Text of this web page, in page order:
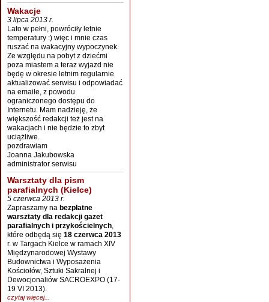
Wakacje
3 lipca 2013 r.
Lato w pełni, powróciły letnie
temperatury :) więc i mnie czas
ruszać na wakacyjny wypoczynek.
Ze względu na pobyt z dziećmi
poza miastem a teraz wyjazd nie
będę w okresie letnim regularnie
aktualizować serwisu i odpowiadać
na emaile, z powodu
ograniczonego dostępu do
Internetu. Mam nadzieję, że
większość redakcji też jest na
wakacjach i nie będzie to zbyt
uciążliwe.
pozdrawiam
Joanna Jakubowska
administrator serwisu
Warsztaty dla pism
parafialnych (Kielce)
5 czerwca 2013 r.
Zapraszamy na bezpłatne
warsztaty dla redakcji gazet
parafialnych i przykościelnych,
które odbędą się 18 czerwca 2013
r. w Targach Kielce w ramach XIV
Międzynarodowej Wystawy
Budownictwa i Wyposażenia
Kościołów, Sztuki Sakralnej i
Dewocjonaliów SACROEXPO (17-
19 VI 2013).
czytaj więcej...